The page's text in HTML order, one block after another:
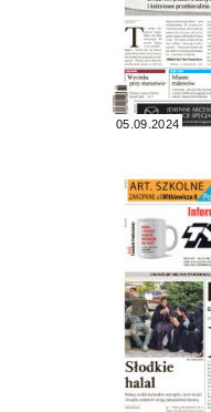
05.09.2024